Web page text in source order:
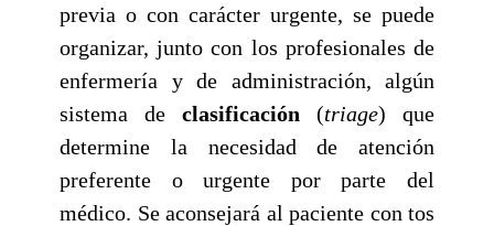
previa o con carácter urgente, se puede
organizar, junto con los profesionales de
enfermería y de administración, algún
sistema de clasificación (triage) que
determine la necesidad de atención
preferente o urgente por parte del
médico. Se aconsejará al paciente con tos